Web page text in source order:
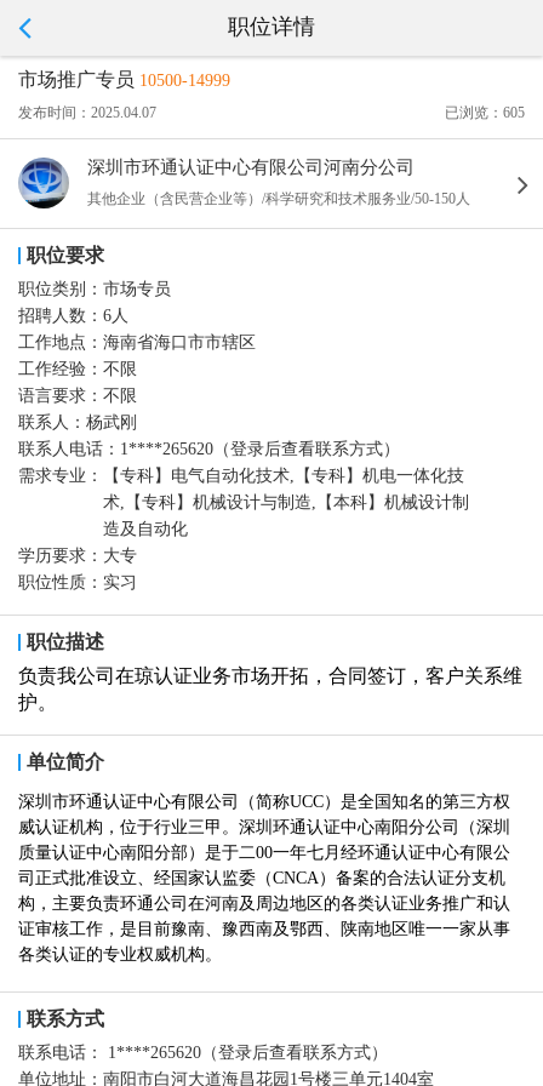
职位详情
市场推广专员 10500-14999
发布时间：2025.04.07 已浏览：605
深圳市环通认证中心有限公司河南分公司
其他企业（含民营企业等）/科学研究和技术服务业/50-150人
职位要求
职位类别： 市场专员
招聘人数： 6人
工作地点： 海南省海口市市辖区
工作经验： 不限
语言要求： 不限
联系人： 杨武刚
联系人电话： 1****265620（登录后查看联系方式）
需求专业：
【专科】电气自动化技术,【专科】机电一体化技
术,【专科】机械设计与制造,【本科】机械设计制
造及自动化
学历要求： 大专
职位性质： 实习
职位描述
负责我公司在琼认证业务市场开拓，合同签订，客户关系维
护。
单位简介
深圳市环通认证中心有限公司（简称UCC）是全国知名的第三方权
威认证机构，位于行业三甲。深圳环通认证中心南阳分公司（深圳
质量认证中心南阳分部）是于二00一年七月经环通认证中心有限公
司正式批准设立、经国家认监委（CNCA）备案的合法认证分支机
构，主要负责环通公司在河南及周边地区的各类认证业务推广和认
证审核工作，是目前豫南、豫西南及鄂西、陕南地区唯一一家从事
各类认证的专业权威机构。
联系方式
联系电话：
1****265620（登录后查看联系方式）
单位地址： 南阳市白河大道海昌花园1号楼三单元1404室